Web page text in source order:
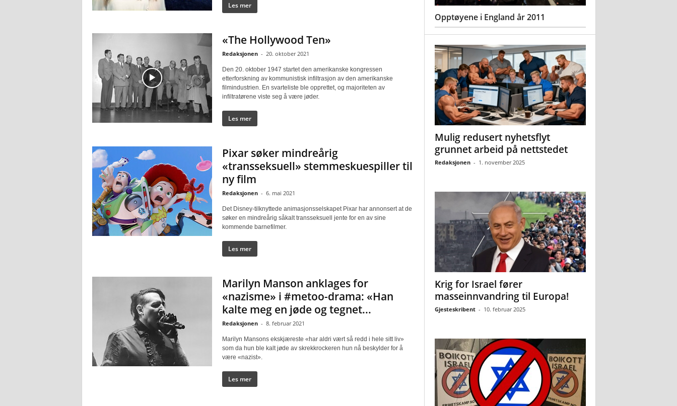
Les mer
«The Hollywood Ten»
Redaksjonen - 20. oktober 2021
Den 20. oktober 1947 startet den amerikanske kongressen
etterforskning av kommunistisk infiltrasjon av den amerikanske
filmindustrien. En svarteliste ble opprettet, og majoriteten av
infiltratørene viste seg å være jøder.
Les mer
Pixar søker mindreårig
«transseksuell» stemmeskuespiller til
ny film
Redaksjonen - 6. mai 2021
Det Disney-tilknyttede animasjonsselskapet Pixar har annonsert at de
søker en mindreårig såkalt transseksuell jente for en av sine
kommende barnefilmer.
Les mer
Marilyn Manson anklages for
«nazisme» i #metoo-drama: «Han
kalte meg en jøde og tegnet...
Redaksjonen - 8. februar 2021
Marilyn Mansons ekskjæreste «har aldri vært så redd i hele sitt liv»
som da hun ble kalt jøde av skrekkrockeren hun nå beskylder for å
være «nazist».
Les mer
Opptøyene i England år 2011
Mulig redusert nyhetsflyt
grunnet arbeid på nettstedet
Redaksjonen - 1. november 2025
Krig for Israel fører
masseinnvandring til Europa!
Gjesteskribent - 10. februar 2025